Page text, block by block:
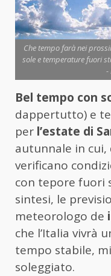
Che tempo farà nei
sole e temperature fuori
-
Bel tempo con
dappertutto) e
per l’estate di
autunnale in
verificano
con tepore fuori
sintesi, le
meteorologo de
che l’Italia vivrà
tempo stabile,
soleggiato.